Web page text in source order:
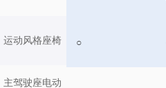
运动风格座椅
主驾驶座电动
○